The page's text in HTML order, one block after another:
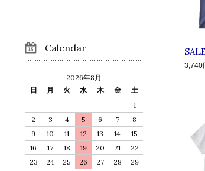
3,740
Calendar
2026年8月
日
月 火 水 木 金
土
1
2
3 4 5 6 7
8
9
10 11 12 13 14
15
16
17 18 19 20 21
22
23
24 25 26 27 28
29